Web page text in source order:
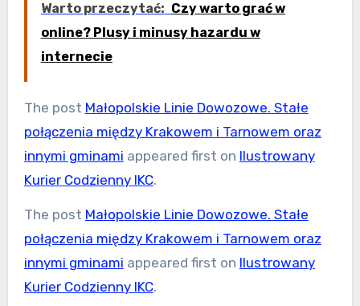
Warto przeczytać: Czy warto grać w
online? Plusy i minusy hazardu w
internecie
The post Małopolskie Linie Dowozowe. Stałe
połączenia między Krakowem i Tarnowem oraz
innymi gminami appeared first on Ilustrowany
Kurier Codzienny IKC.
The post Małopolskie Linie Dowozowe. Stałe
połączenia między Krakowem i Tarnowem oraz
innymi gminami appeared first on Ilustrowany
Kurier Codzienny IKC.